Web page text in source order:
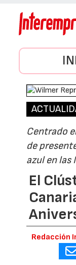
Centrado
de
azul en las
El
Redacción